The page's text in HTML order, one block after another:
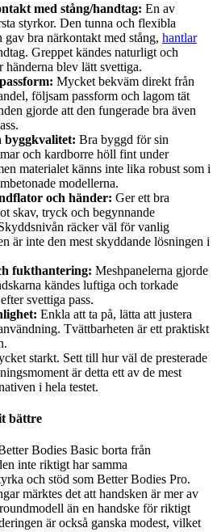
med stång/handtag: En av
styrkor. Den tunna och flexibla
gav bra närkontakt med stång, hantlar
Greppet kändes naturligt och
händerna blev lätt svettiga.
Mycket bekväm direkt från
följsam passform och lagom tät
gjorde att den fungerade bra även
byggkvalitet: Bra byggd för sin
och kardborre höll fint under
materialet känns inte lika robust som i
modellerna.
och händer: Ger ett bra
skav, tryck och begynnande
räcker väl för vanlig
är inte den mest skyddande lösningen i
fukthantering: Meshpanelerna gjorde
kändes luftiga och torkade
svettiga pass.
Enkla att ta på, lätta att justera
Tvättbarheten är ett praktiskt
starkt. Sett till hur väl de presterade
är detta ett av de mest
i hela testet.
bättre
Bodies Basic borta från
inte riktigt har samma
och stöd som Better Bodies Pro.
märktes det att handsken är mer av
än en handske för riktigt
är också ganska modest, vilket